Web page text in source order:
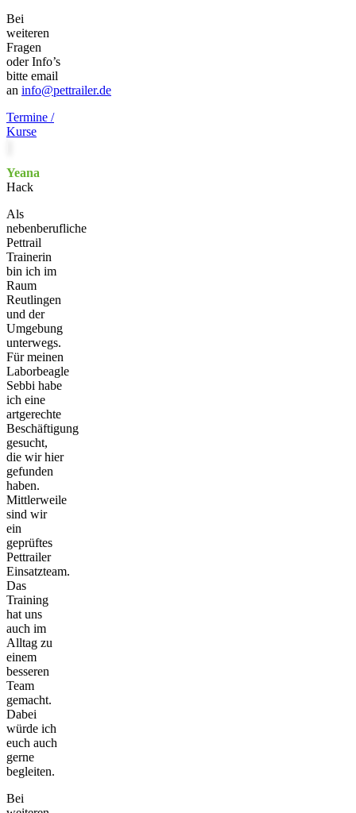
Bei
weiteren
Fragen
oder Info’s
bitte email
an info@pettrailer.de
Termine /
Kurse
Yeana
Hack
Als
nebenberufliche
Pettrail
Trainerin
bin ich im
Raum
Reutlingen
und der
Umgebung
unterwegs.
Für meinen
Laborbeagle
Sebbi habe
ich eine
artgerechte
Beschäftigung
gesucht,
die wir hier
gefunden
haben.
Mittlerweile
sind wir
ein
geprüftes
Pettrailer
Einsatzteam.
Das
Training
hat uns
auch im
Alltag zu
einem
besseren
Team
gemacht.
Dabei
würde ich
euch auch
gerne
begleiten.
Bei